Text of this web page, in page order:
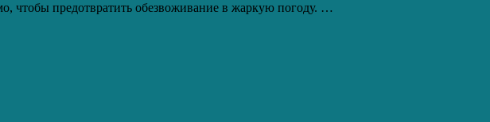
чтобы предотвратить обезвоживание в жаркую погоду. …